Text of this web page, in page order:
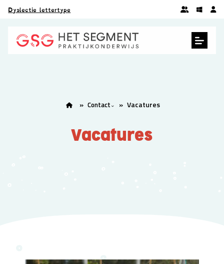
Dyslectie lettertype
Contact Vacatures
Vacatures